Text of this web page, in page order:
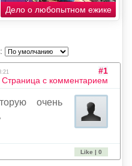
Дело о любопытном ежике
#1
Страница с комментарием
очень
Like | 0